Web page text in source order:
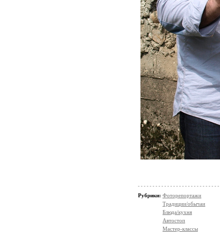
Рубрики: Фоторепортажи
Традиции/обычаи
Блюда/кухня
Автостоп
Мастер-классы